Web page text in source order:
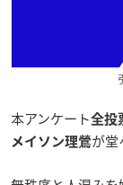
本アンケート全投
メイソン理鶯が堂